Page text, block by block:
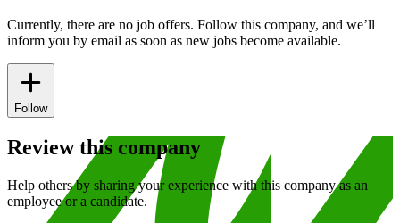
Currently, there are no job offers. Follow this company, and we’ll
inform you by email as soon as new jobs become available.
Follow
Review this company
Help others by sharing your experience with this company as an
employee or a candidate.